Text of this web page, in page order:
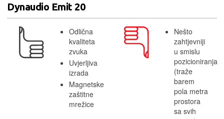
Dynaudio Emit 20
Odlična
kvaliteta
zvuka
Uvjerljiva
izrada
Magnetske
zaštitne
mrežice
Nešto
zahtjevniji
u smislu
pozicioniranja
(traže
barem
pola metra
prostora
sa svih